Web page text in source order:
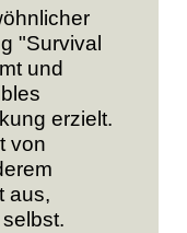
"Survival
und
erzielt.
von
aus,